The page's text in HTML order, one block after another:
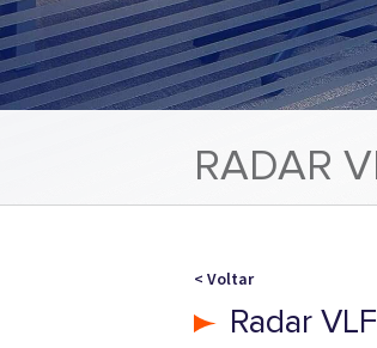
RADAR
< Voltar
Radar